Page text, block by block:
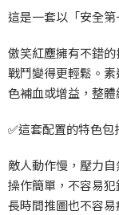
這是一套以「安全
傲笑紅塵擁有不錯
戰鬥變得更輕鬆。
色補血或增益，整
✅這套配置的特色包
敵人動作慢，壓力
操作簡單，不容易犯
長時間推圖也不容易